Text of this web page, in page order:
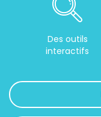
Des outils
interactifs